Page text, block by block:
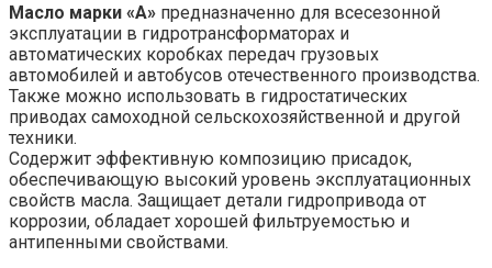
Масло марки «А» предназначенно для всесезонной
эксплуатации в гидротрансформаторах и
автоматических коробках передач грузовых
автомобилей и автобусов отечественного производства.
Также можно использовать в гидростатических
приводах самоходной сельскохозяйственной и другой
техники.
Содержит эффективную композицию присадок,
обеспечивающую высокий уровень эксплуатационных
свойств масла. Защищает детали гидропривода от
коррозии, обладает хорошей фильтруемостью и
антипенными свойствами.